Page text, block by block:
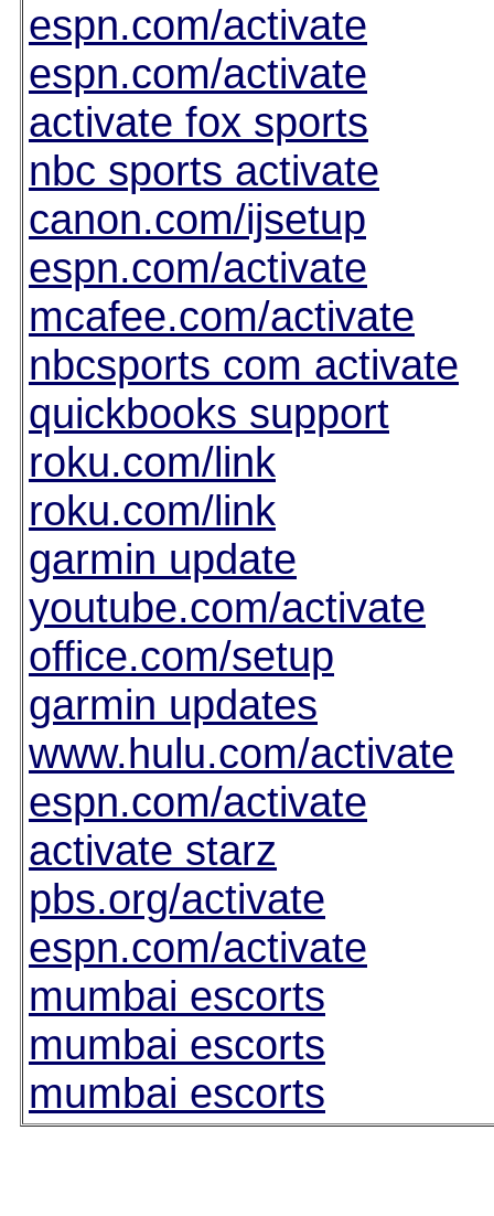
espn.com/activate
espn.com/activate
activate fox sports
nbc sports activate
canon.com/ijsetup
espn.com/activate
mcafee.com/activate
nbcsports com activate
quickbooks support
roku.com/link
roku.com/link
garmin update
youtube.com/activate
office.com/setup
garmin updates
www.hulu.com/activate
espn.com/activate
activate starz
pbs.org/activate
espn.com/activate
mumbai escorts
mumbai escorts
mumbai escorts